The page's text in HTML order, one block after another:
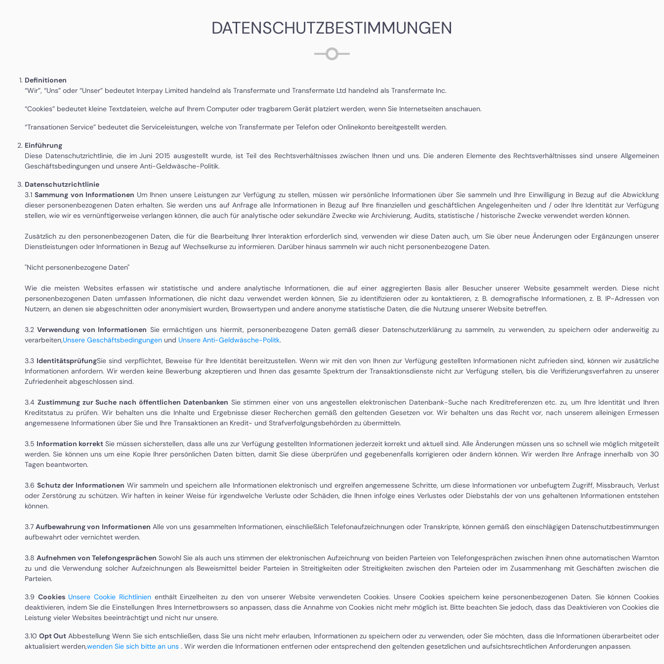
DATENSCHUTZBESTIMMUNGEN
Definitionen
“Wir”, “Uns” oder “Unser” bedeutet Interpay Limited handelnd als Transfermate und Transfermate Ltd handelnd als Transfermate Inc.
“Cookies” bedeutet kleine Textdateien, welche auf Ihrem Computer oder tragbarem Gerät platziert werden, wenn Sie Internetseiten anschauen.
“Transationen Service” bedeutet die Serviceleistungen, welche von Transfermate per Telefon oder Onlinekonto bereitgestellt werden.
Einführung
Diese Datenschutzrichtlinie, die im Juni 2015 ausgestellt wurde, ist Teil des Rechtsverhältnisses zwischen Ihnen und uns. Die anderen Elemente des Rechtsverhältnisses sindunsere Allgemeinen
Geschäftsbedingungen und unsere Anti-Geldwäsche-Politik.
Datenschutzrichtlinie
3.1Sammung von Informationen Um Ihnen unsere Leistungen zur Verfügung zu stellen, müssen wir persönliche Informationen über Sie sammeln und Ihre Einwilligung in Bezug auf die Abwicklung
dieser personenbezogenen Daten erhalten. Sie werden uns auf Anfrage alle Informationen in Bezug auf Ihre finanziellen und geschäftlichen Angelegenheiten und / oder Ihre Identität zur Verfügung
stellen, wie wir es vernünftigerweise verlangen können, die auch für analytische oder sekundäre Zwecke wie Archivierung, Audits, statistische / historische Zwecke verwendet werden können.
Zusätzlich zu den personenbezogenen Daten, die für die Bearbeitung Ihrer Interaktion erforderlich sind, verwenden wir diese Daten auch, um Sie über neue Änderungen oder Ergänzungen unserer
Dienstleistungen oder Informationen in Bezug auf Wechselkurse zu informieren. Darüber hinaus sammeln wir auch nicht personenbezogene Daten.
"Nicht personenbezogene Daten"
Wie die meisten Websites erfassen wir statistische und andere analytische Informationen, die auf einer aggregierten Basis aller Besucher unserer Website gesammelt werden. Diese nicht
personenbezogenen Daten umfassen Informationen, die nicht dazu verwendet werden können, Sie zu identifizieren oder zu kontaktieren, z. B. demografische Informationen, z. B. IP-Adressen von
Nutzern, an denen sie abgeschnitten oder anonymisiert wurden, Browsertypen und andere anonyme statistische Daten, die die Nutzung unserer Website betreffen.
3.2Verwendung von Informationen Sie ermächtigen uns hiermit, personenbezogene Daten gemäß dieser Datenschutzerklärung zu sammeln, zu verwenden, zu speichern oder anderweitig zu
verarbeiten,Unsere Geschäftsbedingungen und Unsere Anti-Geldwäsche-Politk.
3.3 IdentitätsprüfungSie sind verpflichtet, Beweise für Ihre Identität bereitzustellen. Wenn wir mit den von Ihnen zur Verfügung gestellten Informationen nicht zufrieden sind, können wir zusätzliche
Informationen anfordern. Wir werden keine Bewerbung akzeptieren und Ihnen das gesamte Spektrum der Transaktionsdienste nicht zur Verfügung stellen, bis die Verifizierungsverfahren zu unserer
Zufriedenheit abgeschlossen sind.
3.4 Zustimmung zur Suche nach öffentlichen Datenbanken Sie stimmen einer von uns angestellen elektronischen Datenbank-Suche nach Kreditreferenzen etc. zu, um Ihre Identität und Ihren
Kreditstatus zu prüfen. Wir behalten uns die Inhalte und Ergebnisse dieser Recherchen gemäß den geltenden Gesetzen vor. Wir behalten uns das Recht vor, nach unserem alleinigen Ermessen
angemessene Informationen über Sie und Ihre Transaktionen an Kredit- und Strafverfolgungsbehörden zu übermitteln.
3.5 Information korrekt Sie müssen sicherstellen, dass alle uns zur Verfügung gestellten Informationen jederzeit korrekt und aktuell sind. Alle Änderungen müssen uns so schnell wie möglich mitgeteilt
werden. Sie können uns um eine Kopie Ihrer persönlichen Daten bitten, damit Sie diese überprüfen und gegebenenfalls korrigieren oder ändern können. Wir werden Ihre Anfrage innerhalb von 30
Tagen beantworten.
3.6 Schutz der Informationen Wir sammeln und speichern alle Informationen elektronisch und ergreifen angemessene Schritte, um diese Informationen vor unbefugtem Zugriff, Missbrauch, Verlust
oder Zerstörung zu schützen. Wir haften in keiner Weise für irgendwelche Verluste oder Schäden, die Ihnen infolge eines Verlustes oder Diebstahls der von uns gehaltenen Informationen entstehen
können.
3.7Aufbewahrung von Informationen Alle von uns gesammelten Informationen, einschließlich Telefonaufzeichnungen oder Transkripte, können gemäß den einschlägigen Datenschutzbestimmungen
aufbewahrt oder vernichtet werden.
3.8 Aufnehmen von Telefongesprächen Sowohl Sie als auch uns stimmen der elektronischen Aufzeichnung von beiden Parteien von Telefongesprächen zwischen ihnen ohne automatischen Warnton
zu und die Verwendung solcher Aufzeichnungen als Beweismittel beider Parteien in Streitigkeiten oder Streitigkeiten zwischen den Parteien oder im Zusammenhang mit Geschäften zwischen die
Parteien.
3.9 Cookies Unsere Cookie Richtlinienenthält Einzelheiten zu den von unserer Website verwendeten Cookies. Unsere Cookies speichern keine personenbezogenen Daten. Sie können Cookies
deaktivieren, indem Sie die Einstellungen Ihres Internetbrowsers so anpassen, dass die Annahme von Cookies nicht mehr möglich ist. Bitte beachten Sie jedoch, dass das Deaktivieren von Cookies die
Leistung vieler Websites beeinträchtigt und nicht nur unsere.
3.10Opt Out Abbestellung Wenn Sie sich entschließen, dass Sie uns nicht mehr erlauben, Informationen zu speichern oder zu verwenden, oder Sie möchten, dass die Informationen überarbeitet oder
aktualisiert werden,wenden Sie sich bitte an uns . Wir werden die Informationen entfernen oder entsprechend den geltenden gesetzlichen und aufsichtsrechtlichen Anforderungen anpassen.